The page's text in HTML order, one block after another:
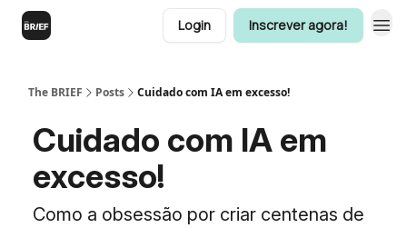
Login Inscrever agora!
The BRIEF Posts Cuidado com IA em excesso!
Cuidado com IA em
excesso!
Como a obsessão por criar centenas de